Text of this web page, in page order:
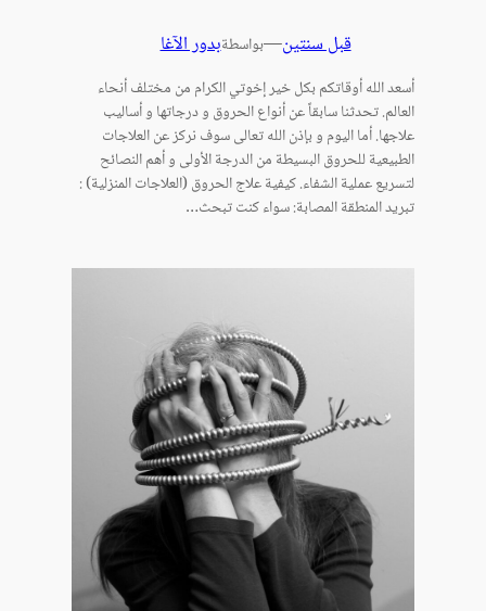
قبل سنتين—بواسطةبدور الآغا
أسعد الله أوقاتكم بكل خير إخوتي الكرام من مختلف أنحاء
العالم. تحدثنا سابقاً عن أنواع الحروق و درجاتها و أساليب
علاجها. أما اليوم و بإذن الله تعالى سوف نركز عن العلاجات
الطبيعية للحروق البسيطة من الدرجة الأولى و أهم النصائح
لتسريع عملية الشفاء. كيفية علاج الحروق (العلاجات المنزلية) :
تبريد المنطقة المصابة: سواء كنت تبحث…